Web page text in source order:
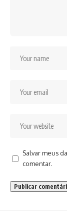
Salvar meus
comentar.